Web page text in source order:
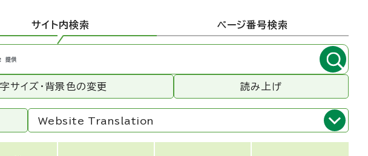
サイト内検索 ページ番号検索
サイズ・背景色の変更 読み上げ
Website Translation